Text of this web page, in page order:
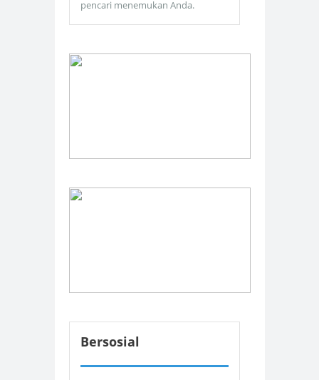
pencari menemukan Anda.
Bersosial